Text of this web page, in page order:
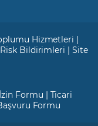
Hizmetleri |
Risk Bildirimleri |Site
Formu | Ticari
Formu